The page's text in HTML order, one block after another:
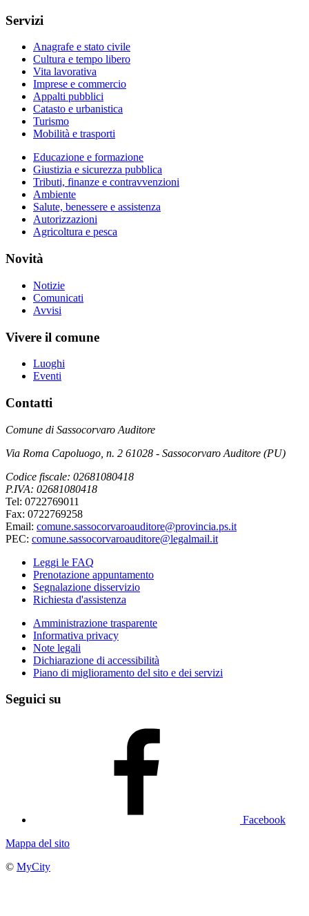
Servizi
Anagrafe e stato civile
Cultura e tempo libero
Vita lavorativa
Imprese e commercio
Appalti pubblici
Catasto e urbanistica
Turismo
Mobilità e trasporti
Educazione e formazione
Giustizia e sicurezza pubblica
Tributi, finanze e contravvenzioni
Ambiente
Salute, benessere e assistenza
Autorizzazioni
Agricoltura e pesca
Novità
Notizie
Comunicati
Avvisi
Vivere il comune
Luoghi
Eventi
Contatti
Comune di Sassocorvaro Auditore
Via Roma Capoluogo, n. 2 61028 - Sassocorvaro Auditore (PU)
Codice fiscale: 02681080418
P.IVA: 02681080418
Tel: 0722769011
Fax: 0722769258
Email: comune.sassocorvaroauditore@provincia.ps.it
PEC: comune.sassocorvaroauditore@legalmail.it
Leggi le FAQ
Prenotazione appuntamento
Segnalazione disservizio
Richiesta d'assistenza
Amministrazione trasparente
Informativa privacy
Note legali
Dichiarazione di accessibilità
Piano di miglioramento del sito e dei servizi
Seguici su
Facebook
Mappa del sito
© MyCity